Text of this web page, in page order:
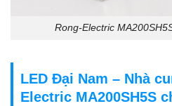
Rong-Electric
LED Đại Nam – Nhà
Electric MA200SH5S